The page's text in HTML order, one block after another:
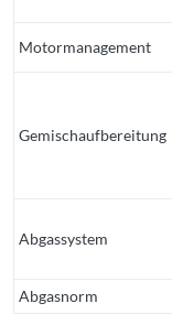
Motormanagement
Gemischaufbereitung
Abgassystem
Abgasnorm